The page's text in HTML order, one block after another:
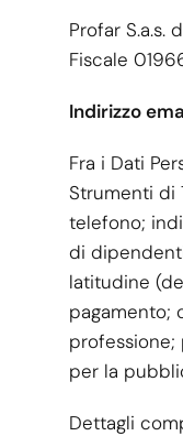
Profar S.a.s.
Fiscale
Indirizzo
Fra i Dati
Strumenti di
telefono;
di
latitudine
pagamento;
per la
Dettagli